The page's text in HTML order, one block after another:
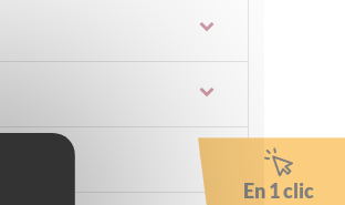
En 1 clic